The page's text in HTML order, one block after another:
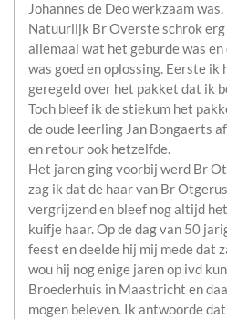
Johannes de Deo werkzaam was.
Natuurlijk Br Overste schrok erg
allemaal wat het geburde was en
was goed en oplossing. Eerste ik
geregeld over het pakket dat ik
Toch bleef ik de stiekum het
de oude leerling Jan Bongaerts
en retour ook hetzelfde.
Het jaren ging voorbij werd Br
zag ik dat de haar van Br
vergrijzend en bleef nog altijd
kuifje haar. Op de dag van 50
feest en deelde hij mij mede dat
wou hij nog enige jaren op ivd
Broederhuis in Maastricht en
mogen beleven. Ik antwoorde